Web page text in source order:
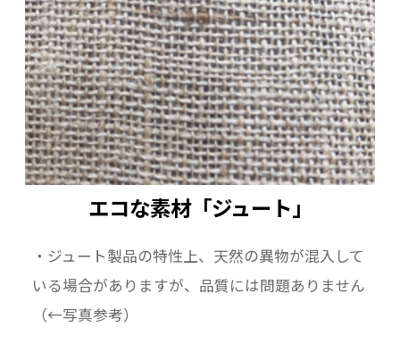
エコな素材「ジュート」
・ジュート製品の特性上、天然の異物が混入して
いる場合がありますが、品質には問題ありません
（←写真参考）